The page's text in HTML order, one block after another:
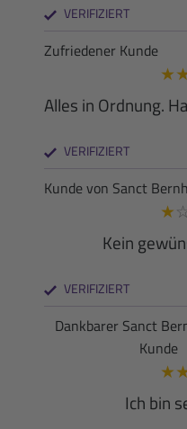
VERIFIZIERT
Zufriedener Kunde
★
Alles in Ordnung.
VERIFIZIERT
Kunde von Sanct
★ ☆
Kein
VERIFIZIERT
Dankbarer Sanct
Kunde
★
Ich bin